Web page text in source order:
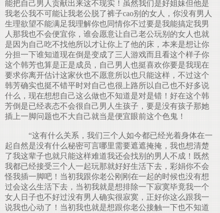
能把自己男人贡献出来这不现实！虽然我们是好姐妹但他是
我老公我不可能让我老公脱了裤子cao别的女人，你没有男人
生理欲望不能满足我理解你也同情你不过要是我能搞定我男
人那我也不会便宜你，谁会愿意让自己老公玩别的女人也就
是因为自己吃不找他所以才让你上了他的床，本来是想让你
分担一下谁知道现在倒是变成了三人游戏而且看这个样子你
这个韩芳也算是正是成员，自己男人也挺喜欢你要是我现在
要求你离开估计这家伙也不愿意所以也只能这样，不过这个
韩芳确实也挺不错平时对自己也很上路所以自己也不好多说
什么，现在想想自己这么做也不知道是对是错！好在这个韩
芳倒是已经表态不会很自己男人生孩子，要是没有孩子那她
插上一脚问题也不大自己就当是便宜眼前这个色鬼！
“这有什么关系，我们三个人如今都已经光着身体在一
起自然是没有什么秘密可言哪里需要遮遮掩掩，我也想清楚
了我这辈子也就只能这样难道我还会找别的男人不成！既然
我都已经接受三个人一起玩那就好好生活下去，彩娟你不会
怪我插一脚吧！当初我跟你老公刚刚在一起的时候也没有想
过会这么生活下去，当初我就是想排除一下寂寞毕竟我一个
女人日子也不好过没有男人确实很寂寞，正好你这么跟我一
说我也心动了！当初我也就是想跟你老公接触一下也不知道